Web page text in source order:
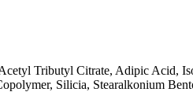
Tributyl Citrate, Adipic Acid,
Silicia, Stearalkonium